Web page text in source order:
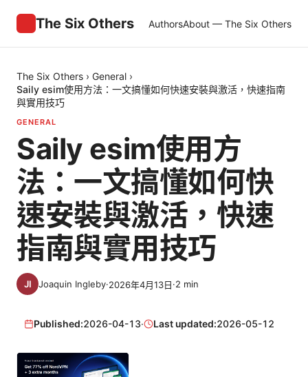
The Six Others AuthorsAbout — The Six Others
The Six Others › General ›
Saily esim使用方法：一文搞懂如何快速安裝與激活，快速指南
與實用技巧
GENERAL
Saily esim使用方
法：一文搞懂如何快
速安裝與激活，快速
指南與實用技巧
Joaquin Ingleby·2026年4月13日·2 min
Published:2026-04-13· Last updated:2026-05-12